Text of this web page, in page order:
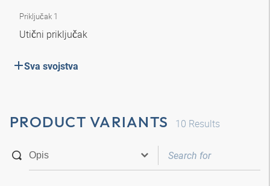
Priključak 1
Utični priključak
Sva svojstva
PRODUCT VARIANTS 10 Results